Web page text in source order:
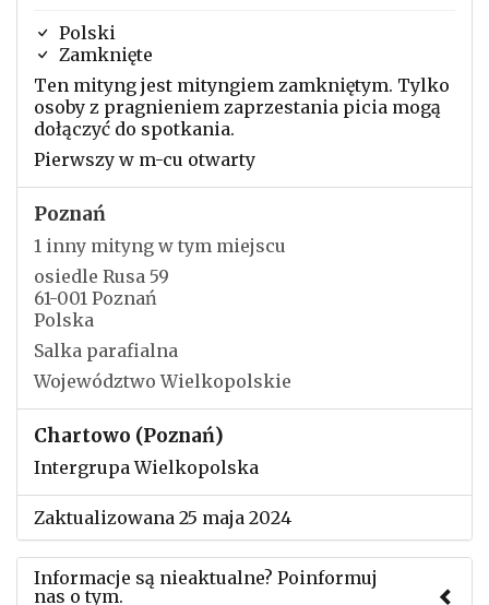
Polski
Zamknięte
Ten mityng jest mityngiem zamkniętym. Tylko
osoby z pragnieniem zaprzestania picia mogą
dołączyć do spotkania.
Pierwszy w m-cu otwarty
Poznań
1 inny mityng w tym miejscu
osiedle Rusa 59
61-001 Poznań
Polska
Salka parafialna
Województwo Wielkopolskie
Chartowo (Poznań)
Intergrupa Wielkopolska
Zaktualizowana 25 maja 2024
Informacje są nieaktualne? Poinformuj
nas o tym.